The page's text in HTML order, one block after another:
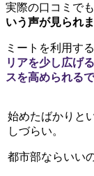
実際の口コミでも
いう声が見られま
ミートを利用する
リアを少し広げ
スを高められるで
始めたばかりと
しづらい。
都市部ならいい